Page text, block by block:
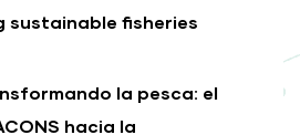
sustainable fisheries
la pesca: el
hacia la